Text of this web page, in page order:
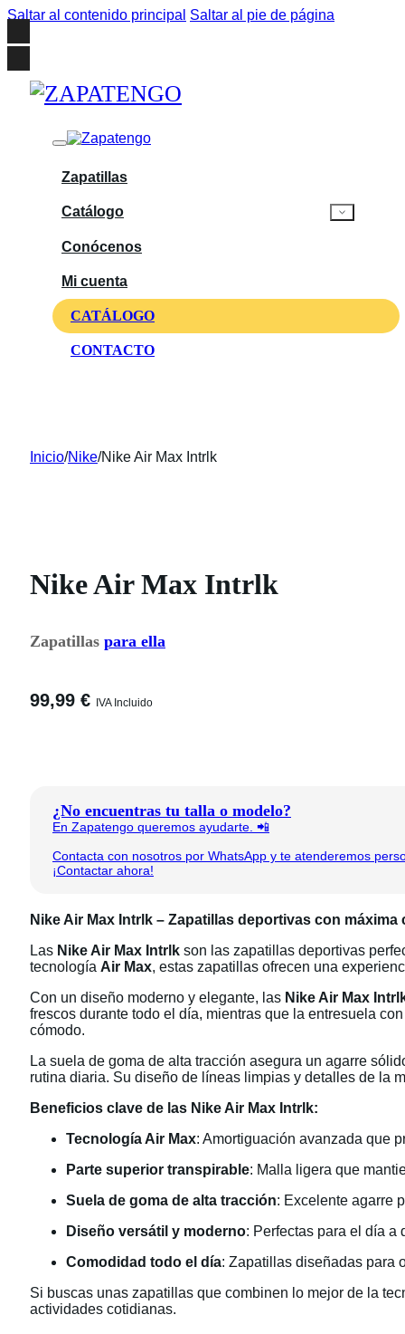
Saltar al contenido principal Saltar al pie de página
Zapatillas
Catálogo
Conócenos
Mi cuenta
CATÁLOGO
CONTACTO
Inicio/Nike/Nike Air Max Intrlk
Nike Air Max Intrlk
Zapatillas para ella
99,99 € IVA Incluido
¿No encuentras tu talla o modelo?
En Zapatengo queremos ayudarte. 📲
Contacta con nosotros por WhatsApp y te atenderemos
¡Contactar ahora!
Nike Air Max Intrlk – Zapatillas deportivas con
Las Nike Air Max Intrlk son las zapatillas deportivas
tecnología Air Max, estas zapatillas ofrecen una
Con un diseño moderno y elegante, las Nike Air Max
frescos durante todo el día, mientras que la entresuela
cómodo.
La suela de goma de alta tracción asegura un agarre
rutina diaria. Su diseño de líneas limpias y detalles de la
Beneficios clave de las Nike Air Max Intrlk:
Tecnología Air Max: Amortiguación avanzada que
Parte superior transpirable: Malla ligera que
Suela de goma de alta tracción: Excelente agarre
Diseño versátil y moderno: Perfectas para el día a
Comodidad todo el día: Zapatillas diseñadas para
Si buscas unas zapatillas que combinen lo mejor de la
actividades cotidianas.